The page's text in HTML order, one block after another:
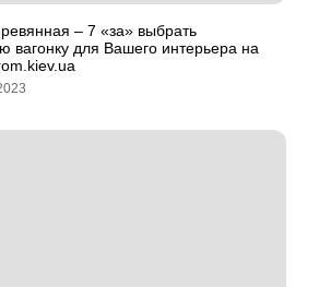
– 7 «за» выбрать
вагонку для Вашего интерьера на